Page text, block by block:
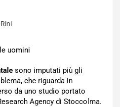
sono imputati più gli
che riguarda in
da uno studio portato
Agency di Stoccolma.